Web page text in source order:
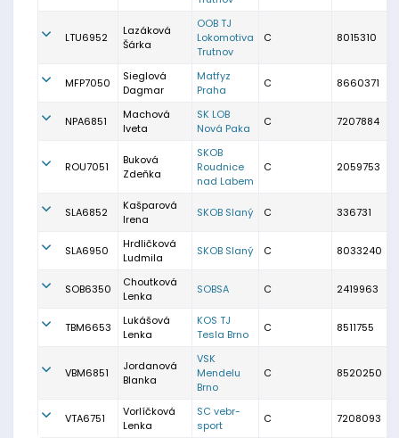
LTU6952
Lazáková
Šárka
OOB TJ
Lokomotiva
Trutnov
C 8015310
MFP7050
Sieglová
Dagmar
Matfyz
Praha
C 8660371
NPA6851
Machová
Iveta
SK LOB
Nová Paka
C 7207884
ROU7051
Buková
Zdeňka
SKOB
Roudnice
nad Labem
C 2059753
SLA6852
Kašparová
Irena
SKOB Slaný C 336731
SLA6950
Hrdličková
Ludmila
SKOB Slaný C 8033240
SOB6350
Choutková
Lenka
SOBSA C 2419963
TBM6653
Lukášová
Lenka
KOS TJ
Tesla Brno
C 8511755
VBM6851
Jordanová
Blanka
VSK
Mendelu
Brno
C 8520250
VTA6751
Vorlíčková
Lenka
SC vebr-
sport
C 7208093